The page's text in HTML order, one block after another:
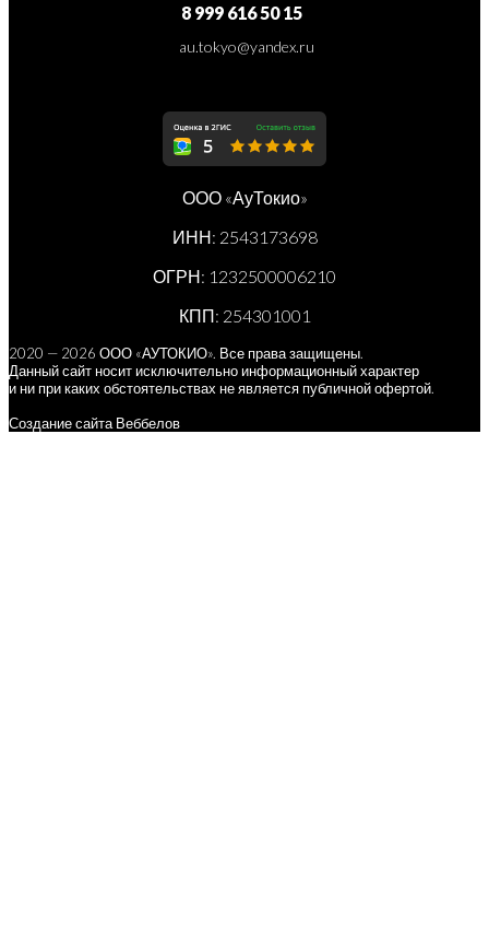
8 999 616 50 15
au.tokyo@yandex.ru
ООО «АуТокио»
ИНН: 2543173698
ОГРН: 1232500006210
КПП: 254301001
2020 — 2026 ООО «АУТОКИО». Все права защищены.
Данный сайт носит исключительно информационный характер
и ни при каких обстоятельствах не является публичной офертой.
Создание сайта Веббелов